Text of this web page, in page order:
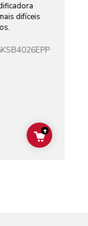
difíceis
more
ADD TO
+